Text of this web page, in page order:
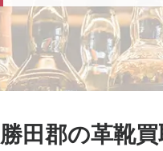
勝田郡の革靴